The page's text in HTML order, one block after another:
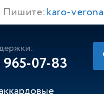
Пишите:karo-
965-07-83